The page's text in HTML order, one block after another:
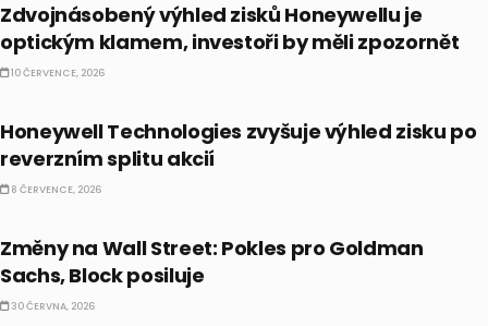
Zdvojnásobený výhled zisků Honeywellu je
optickým klamem, investoři by měli zpozornět
10 ČERVENCE, 2026
Honeywell Technologies zvyšuje výhled zisku po
reverzním splitu akcií
8 ČERVENCE, 2026
Změny na Wall Street: Pokles pro Goldman
Sachs, Block posiluje
30 ČERVNA, 2026